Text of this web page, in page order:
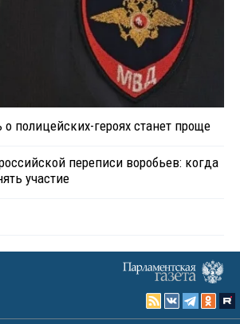
полицейских-героях станет проще
переписи воробьев: когда
участие